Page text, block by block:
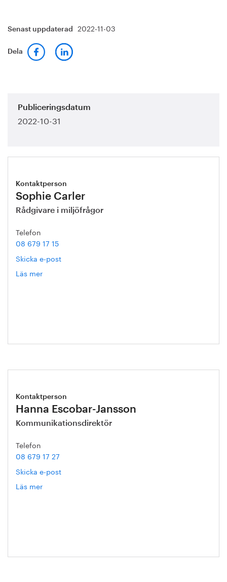
Senast uppdaterad 2022-11-03
Dela
Publiceringsdatum
2022-10-31
Kontaktperson
Sophie Carler
Rådgivare i miljöfrågor
Telefon
08 679 17 15
Skicka e-post
Läs mer
Kontaktperson
Hanna Escobar-Jansson
Kommunikationsdirektör
Telefon
08 679 17 27
Skicka e-post
Läs mer